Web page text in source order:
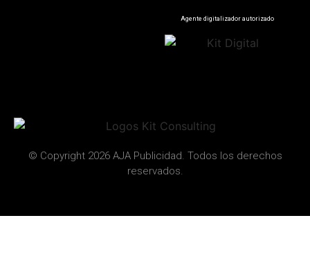
Agente digitalizador autorizado
© Copyright 2026 AJA Publicidad. Todos los derechos
reservados.